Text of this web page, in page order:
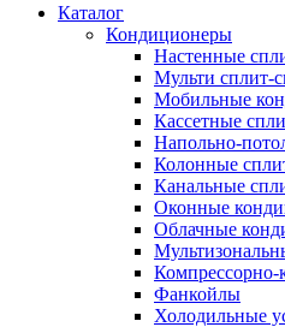
Каталог
Кондиционеры
Настенные
Мульти сплит-
Мобильные
Кассетные
Напольно-
Колонные
Канальные
Оконные
Облачные
Фанкойлы
Холодильные